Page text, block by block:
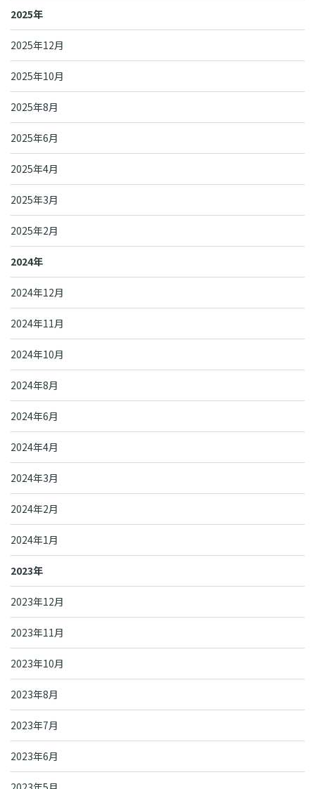
2025年
2025年12月
2025年10月
2025年8月
2025年6月
2025年4月
2025年3月
2025年2月
2024年
2024年12月
2024年11月
2024年10月
2024年8月
2024年6月
2024年4月
2024年3月
2024年2月
2024年1月
2023年
2023年12月
2023年11月
2023年10月
2023年8月
2023年7月
2023年6月